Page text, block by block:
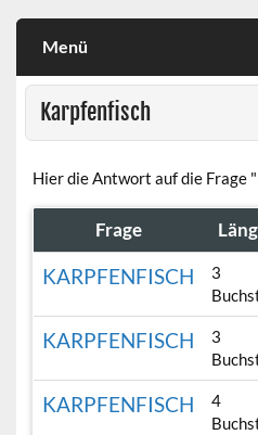
Menü
Karpfenfisch
Hier die Antwort auf die Frage
Frage
KARPFENFISCH
3
KARPFENFISCH
3
KARPFENFISCH
4